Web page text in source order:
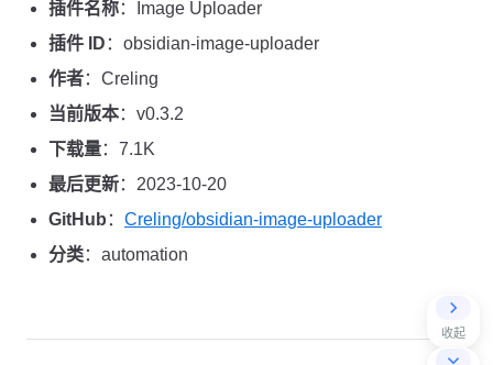
收起
插件名称：Image Uploader
插件 ID ：obsidian-image-uploader
作者：Creling
当前版本：v0.3.2
下载量：7.1K
最后更新：2023-10-20
GitHub ： Creling/obsidian-image-uploader
分类：automation